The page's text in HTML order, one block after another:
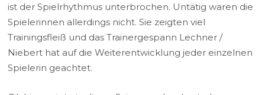
ist der Spielrhythmus unterbrochen. Untätig waren die
Spielerinnen allerdings nicht. Sie zeigten viel
Trainingsfleiß und das Trainergespann Lechner /
Niebert hat auf die Weiterentwicklung jeder einzelnen
Spielerin geachtet.